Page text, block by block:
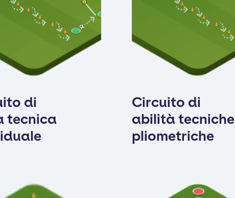
di
tecnica
Circuito di
abilità tecniche
pliometriche